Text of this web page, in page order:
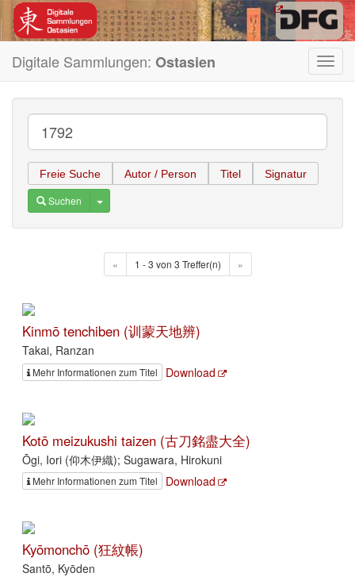
Digitale Sammlungen: Ostasien
Freie Suche Autor / Person Titel Signatur
Suchen Toggle Dropdown
« 1 - 3 von 3 Treffer(n) »
Kinmō tenchiben (训蒙天地辨)
Takai, Ranzan
Mehr Informationen zum Titel Download
Kotō meizukushi taizen (古刀銘盡大全)
Ōgi, Iori (仰木伊織); Sugawara, Hirokuni
Mehr Informationen zum Titel Download
Kyōmonchō (狂紋帳)
Santō, Kyōden